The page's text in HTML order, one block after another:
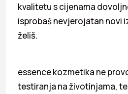
kvalitetu s cijenama
isprobaš nevjerojatan novi
želiš.
essence kozmetika ne
testiranja na životinjama,